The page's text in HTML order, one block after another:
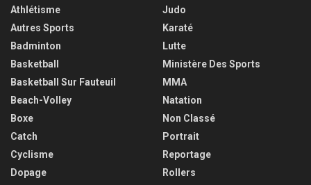
Athlétisme
Autres Sports
Badminton
Basketball
Basketball Sur Fauteuil
Beach-Volley
Boxe
Catch
Cyclisme
Dopage
Judo
Karaté
Lutte
Ministère Des Sports
MMA
Natation
Non Classé
Portrait
Reportage
Rollers